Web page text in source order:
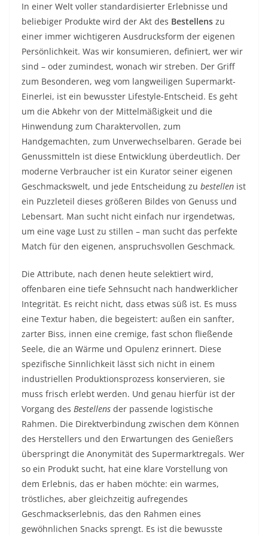
In einer Welt voller standardisierter Erlebnisse und
beliebiger Produkte wird der Akt des Bestellens zu
einer immer wichtigeren Ausdrucksform der eigenen
Persönlichkeit. Was wir konsumieren, definiert, wer wir
sind – oder zumindest, wonach wir streben. Der Griff
zum Besonderen, weg vom langweiligen Supermarkt-
Einerlei, ist ein bewusster Lifestyle-Entscheid. Es geht
um die Abkehr von der Mittelmäßigkeit und die
Hinwendung zum Charaktervollen, zum
Handgemachten, zum Unverwechselbaren. Gerade bei
Genussmitteln ist diese Entwicklung überdeutlich. Der
moderne Verbraucher ist ein Kurator seiner eigenen
Geschmackswelt, und jede Entscheidung zu bestellen ist
ein Puzzleteil dieses größeren Bildes von Genuss und
Lebensart. Man sucht nicht einfach nur irgendetwas,
um eine vage Lust zu stillen – man sucht das perfekte
Match für den eigenen, anspruchsvollen Geschmack.
Die Attribute, nach denen heute selektiert wird,
offenbaren eine tiefe Sehnsucht nach handwerklicher
Integrität. Es reicht nicht, dass etwas süß ist. Es muss
eine Textur haben, die begeistert: außen ein sanfter,
zarter Biss, innen eine cremige, fast schon fließende
Seele, die an Wärme und Opulenz erinnert. Diese
spezifische Sinnlichkeit lässt sich nicht in einem
industriellen Produktionsprozess konservieren, sie
muss frisch erlebt werden. Und genau hierfür ist der
Vorgang des Bestellens der passende logistische
Rahmen. Die Direktverbindung zwischen dem Können
des Herstellers und den Erwartungen des Genießers
überspringt die Anonymität des Supermarktregals. Wer
so ein Produkt sucht, hat eine klare Vorstellung von
dem Erlebnis, das er haben möchte: ein warmes,
tröstliches, aber gleichzeitig aufregendes
Geschmackserlebnis, das den Rahmen eines
gewöhnlichen Snacks sprengt. Es ist die bewusste